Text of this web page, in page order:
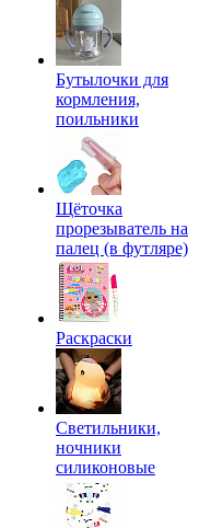
Бутылочки для
кормления,
поильники
Щёточка
прорезыватель на
палец (в футляре)
Раскраски
Светильники,
ночники
силиконовые